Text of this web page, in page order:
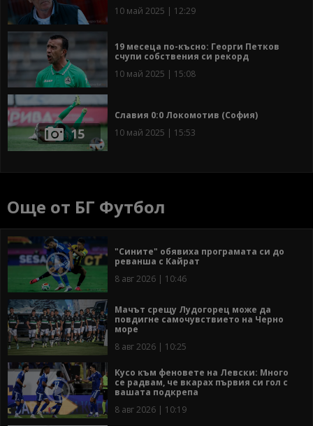
10 май 2025 | 12:29
19 месеца по-късно: Георги Петков
счупи собствения си рекорд
10 май 2025 | 15:08
15
Славия 0:0 Локомотив (София)
10 май 2025 | 15:53
Още от БГ Футбол
"Сините" обявиха програмата си до
реванша с Кайрат
8 авг 2026 | 10:46
Мачът срещу Лудогорец може да
повдигне самочувствието на Черно
море
8 авг 2026 | 10:25
Кусо към феновете на Левски: Много
се радвам, че вкарах първия си гол с
вашата подкрепа
8 авг 2026 | 10:19